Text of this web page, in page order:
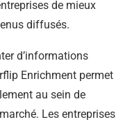
de mieux
diffusés.
d’informations
Enrichment permet
au sein de
Les entreprises